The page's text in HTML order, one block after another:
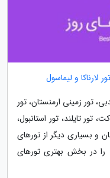
لارناکا و لیماسول
تور زمینی ارمنستان، تور
تور تایلند، تور استانبول،
و بسیاری دیگر از تورهای
در بخش بهتری تورهای